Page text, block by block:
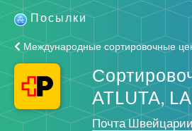
Посылки
Международные сортировочные
ATLUTA,
Почта Швейцарии